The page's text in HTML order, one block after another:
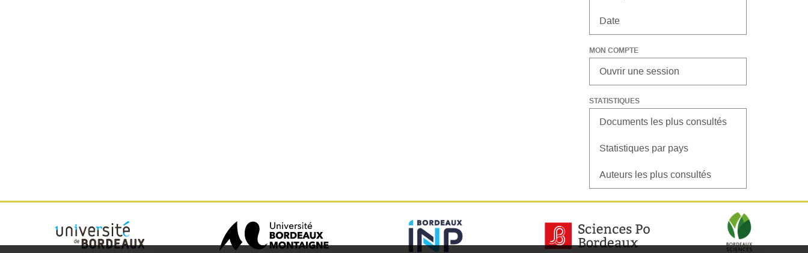
Date
MON COMPTE
Ouvrir une session
STATISTIQUES
Documents les plus consultés
Statistiques par pays
Auteurs les plus consultés